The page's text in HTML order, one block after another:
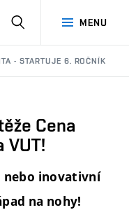
MENU
- STARTUJE 6. ROČNÍK
Cena
VUT!
nebo inovativní
na nohy!